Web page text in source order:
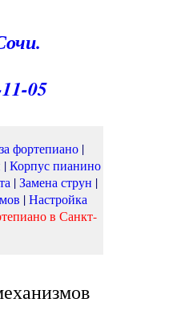
05
фортепиано|
|Корпус пианино
|Замена струн |
|Настройка
в Санкт-